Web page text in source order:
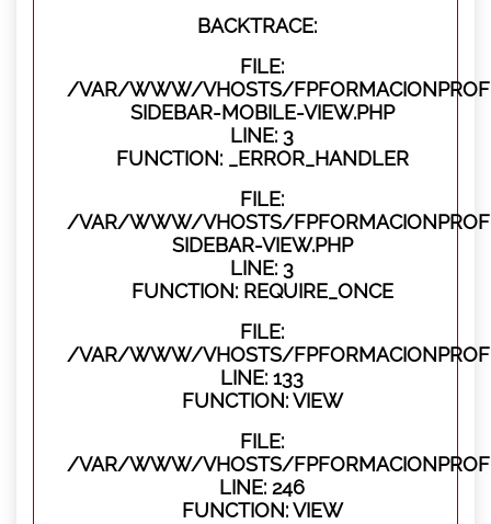
BACKTRACE:
FILE:
/VAR/WWW/VHOSTS/
SIDEBAR-MOBILE-VIEW.PHP
LINE: 3
FUNCTION: _ERROR_HANDLER
FILE:
/VAR/WWW/VHOSTS/
SIDEBAR-VIEW.PHP
LINE: 3
FUNCTION: REQUIRE_ONCE
FILE:
/VAR/WWW/VHOSTS/
LINE: 133
FUNCTION: VIEW
FILE:
/VAR/WWW/VHOSTS/
LINE: 246
FUNCTION: VIEW